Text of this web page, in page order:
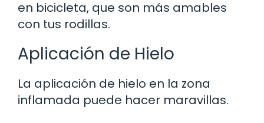
en bicicleta, que son más amables
con tus rodillas.
Aplicación de Hielo
La aplicación de hielo en la zona
inflamada puede hacer maravillas.